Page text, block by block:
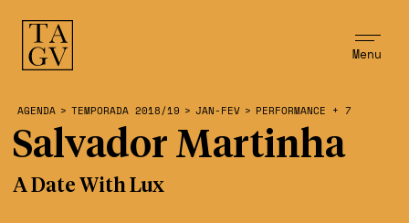
Menu
AGENDA > TEMPORADA 2018/19 > JAN-FEV > PERFORMANCE + 7
Salvador Martinha
A Date With Lux